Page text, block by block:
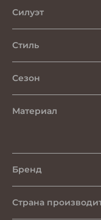
Силуэт
Стиль
Сезон
Материал
Бренд
Страна